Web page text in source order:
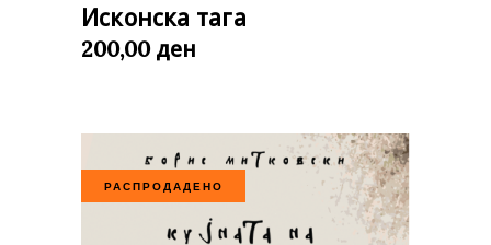
Исконска тага
200,00 ден
РАСПРОДАДЕНО